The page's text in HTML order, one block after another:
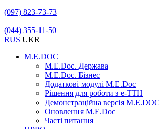
(097) 823-73-73
(044) 355-11-50
RUS UKR
M.E.DOC
M.E.Doc. Держава
M.E.Doc. Бізнес
Додаткові модулі M.E.Doc
Рішення для роботи з е-ТТН
Демонстраційна версія M.E.DOC
Оновлення M.E.Doc
Часті питання